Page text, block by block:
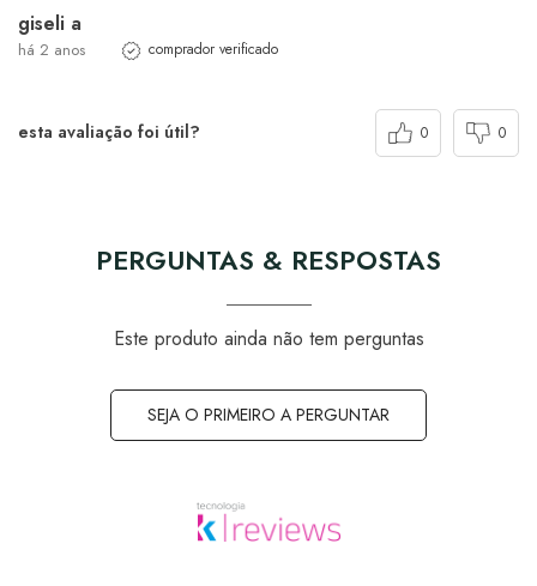
giseli a
há 2 anos comprador verificado
esta avaliação foi útil? 0 0
PERGUNTAS & RESPOSTAS
Este produto ainda não tem perguntas
SEJA O PRIMEIRO A PERGUNTAR